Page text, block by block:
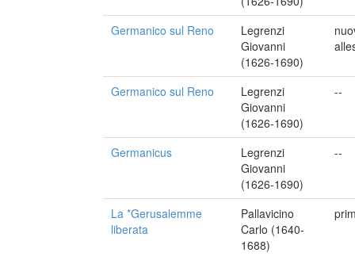
Germanico sul Reno
Legrenzi
Giovanni
(1626-1690)
Germanico sul Reno
Legrenzi
Giovanni
(1626-1690)
--
Germanicus
Legrenzi
Giovanni
(1626-1690)
--
La *Gerusalemme
liberata
Pallavicino
Carlo (1640-
1688)